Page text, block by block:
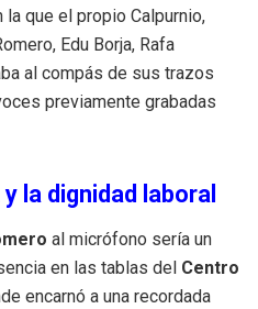
que el propio Calpurnio,
Edu Borja, Rafa
al compás de sus trazos
previamente grabadas
la dignidad laboral
al micrófono sería un
en las tablas del Centro
encarnó a una recordada